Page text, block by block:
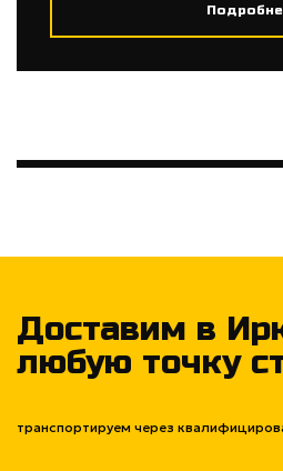
Доставим в
любую точку
транспортируем через